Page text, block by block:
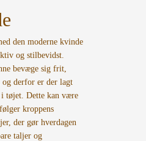
den moderne kvinde
og stilbevidst.
bevæge sig frit,
og derfor er der lagt
tøjet. Dette kan være
kroppens
der gør hverdagen
taljer og